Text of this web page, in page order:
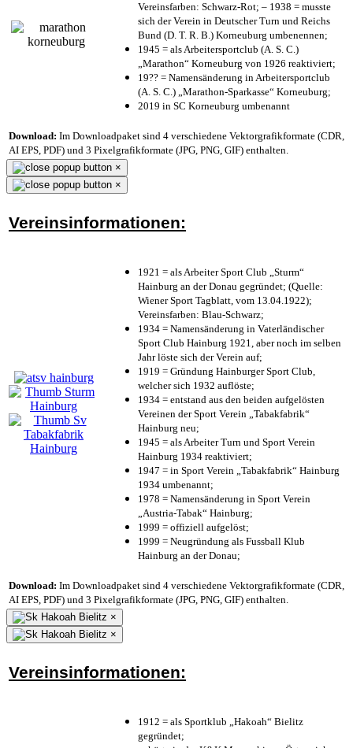
Vereinsfarben: Schwarz-Rot; – 1938 = musste
sich der Verein in Deutscher Turn und Reichs
Bund (D. T. R. B.) Korneuburg umbenennen;
1945 = als Arbeitersportclub (A. S. C.)
„Marathon“ Korneuburg von 1926 reaktiviert;
19?? = Namensänderung in Arbeitersportclub
(A. S. C.) „Marathon-Sparkasse“ Korneuburg;
2019 in SC Korneuburg umbenannt
Download: Im Downloadpaket sind 4 verschiedene Vektorgrafikformate (CDR,
AI EPS, PDF) und 3 Pixelgrafikformate (JPG, PNG, GIF) enthalten.
×
×
Vereinsinformationen:
1921 = als Arbeiter Sport Club „Sturm“
Hainburg an der Donau gegründet; (Quelle:
Wiener Sport Tagblatt, vom 13.04.1922);
Vereinsfarben: Blau-Schwarz;
1934 = Namensänderung in Vaterländischer
Sport Club Hainburg 1921, aber noch im selben
Jahr löste sich der Verein auf;
1919 = Gründung Hainburger Sport Club,
welcher sich 1932 auflöste;
1934 = entstand aus den beiden aufgelösten
Vereinen der Sport Verein „Tabakfabrik“
Hainburg neu;
1945 = als Arbeiter Turn und Sport Verein
Hainburg 1934 reaktiviert;
1947 = in Sport Verein „Tabakfabrik“ Hainburg
1934 umbenannt;
1978 = Namensänderung in Sport Verein
„Austria-Tabak“ Hainburg;
1999 = offiziell aufgelöst;
1999 = Neugründung als Fussball Klub
Hainburg an der Donau;
Download: Im Downloadpaket sind 4 verschiedene Vektorgrafikformate (CDR,
AI EPS, PDF) und 3 Pixelgrafikformate (JPG, PNG, GIF) enthalten.
×
×
Vereinsinformationen:
1912 = als Sportklub „Hakoah“ Bielitz
gegründet;